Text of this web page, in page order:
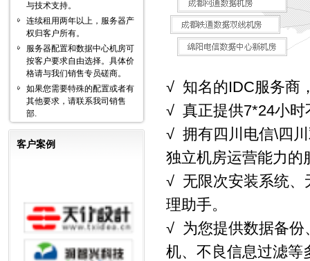
与技术支持。
连续租用两年以上，服务器产
权归客户所有。
服务器配置和数据中心机房可
按客户要求自由选择。具体价
格请与我们销售专员磋商。
如果您需要特殊的配置或者有
其他要求，请联系我司销售
部.
客户案例
√ 知名的IDC服务商
√ 真正提供7*24小时
√ 拥有四川电信\四
独立机房运营能力的
√ 无限次安装系统、
理助手。
√ 为您提供数据备份
机、不良信息过滤等